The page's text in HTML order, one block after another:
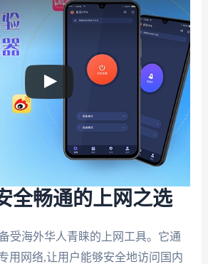
全畅通的上网之选
受海外华人青睐的上网工具。它通
用网络,让用户能够安全地访问国内